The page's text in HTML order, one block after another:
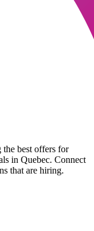
best offers for
in Quebec. Connect
that are hiring.